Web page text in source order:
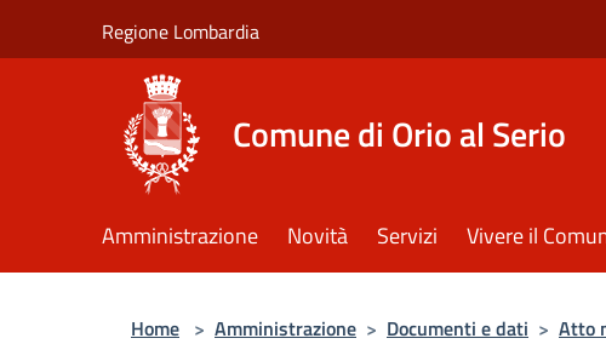
Regione Lombardia
Comune di Orio al Serio
Amministrazione Novità Servizi Vivere il
Home > Amministrazione > Documenti e dati > Atto